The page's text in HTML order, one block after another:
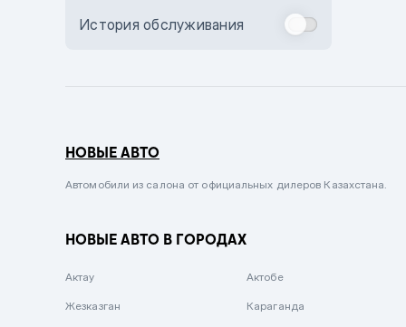
Комбинированный
Сиреневый металлик
Вишневый
История обслуживания
НОВЫЕ АВТО
Автомобили из салона от официальных дилеров Казахстана.
НОВЫЕ АВТО В ГОРОДАХ
Актау Актобе
Жезказган Караганда